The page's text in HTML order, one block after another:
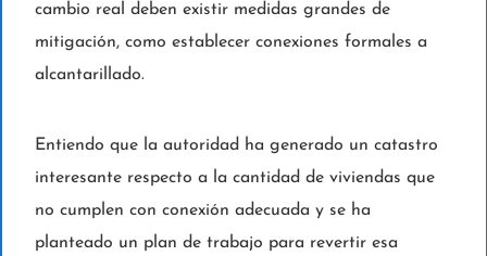
cambio real deben existir medidas grandes de
mitigación, como establecer conexiones formales a
alcantarillado.
Entiendo que la autoridad ha generado un catastro
interesante respecto a la cantidad de viviendas que
no cumplen con conexión adecuada y se ha
planteado un plan de trabajo para revertir esa